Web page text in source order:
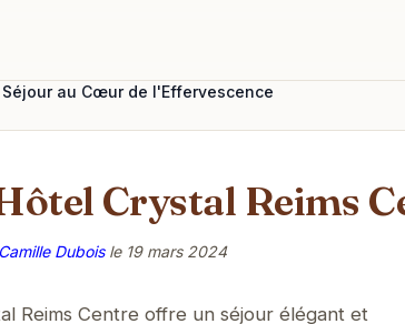
Séjour au Cœur de l'Effervescence
Crystal Reims
Camille Duboisle 19 mars 2024
Reims Centre offre un séjour élégant et